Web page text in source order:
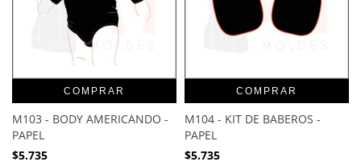
COMPRAR
M103 - BODY AMERICANDO -
PAPEL
$5.735
COMPRAR
M104 - KIT DE BABEROS -
PAPEL
$5.735